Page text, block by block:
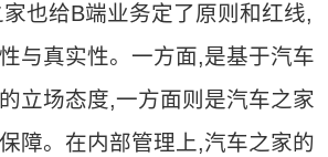
也给B端业务定了原则和红线,
与真实性。一方面,是基于汽车
立场态度,一方面则是汽车之家
障。在内部管理上,汽车之家的